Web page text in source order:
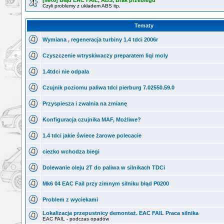
Czyli problemy z układem ABS itp.
Tematy
Wymiana , regeneracja turbiny 1.4 tdci 2006r
Czyszczenie wtryskiwaczy preparatem liqi moly
1.4tdci nie odpala
Czujnik poziomu paliwa tdci pierburg 7.02550.59.0
Przyspiesza i zwalnia na zmianę
Konfiguracja czujnika MAF, Możliwe?
1.4 tdci jakie świece żarowe polecacie
ciezko wchodza biegi
Dolewanie oleju 2T do paliwa w silnikach TDCi
Mk6 04 EAC Fail przy zimnym silniku błąd P0200
Problem z wyciekami
Lokalizacja przepustnicy demontaż. EAC FAIL Praca silnika
EAC FAIL - podczas opadów